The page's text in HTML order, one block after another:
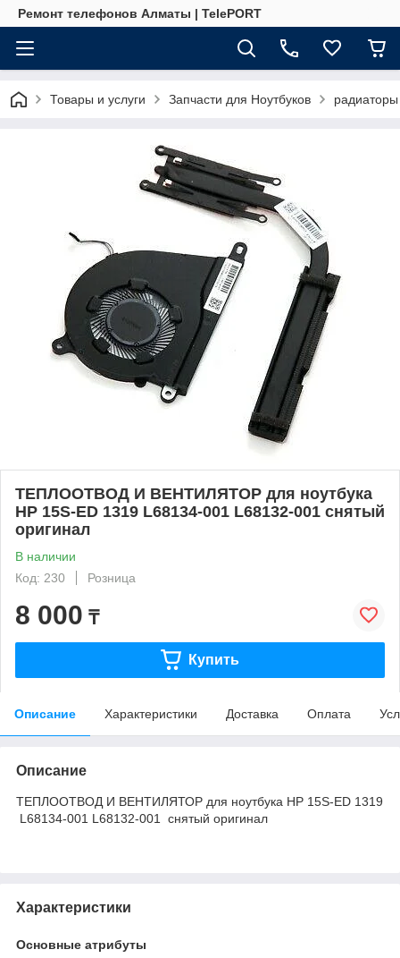
Ремонт телефонов Алматы | TelePORT
Товары и услуги Запчасти для Ноутбуков радиаторы
ТЕПЛООТВОД И ВЕНТИЛЯТОР для ноутбука
HP 15S-ED 1319 L68134-001 L68132-001 снятый
оригинал
В наличии
Код: 230
Розница
8 000 ₸
Купить
Описание Характеристики Доставка Оплата
Описание
ТЕПЛООТВОД И ВЕНТИЛЯТОР для ноутбука HP 15S-ED 1319
L68134-001 L68132-001 снятый оригинал
Характеристики
Основные атрибуты